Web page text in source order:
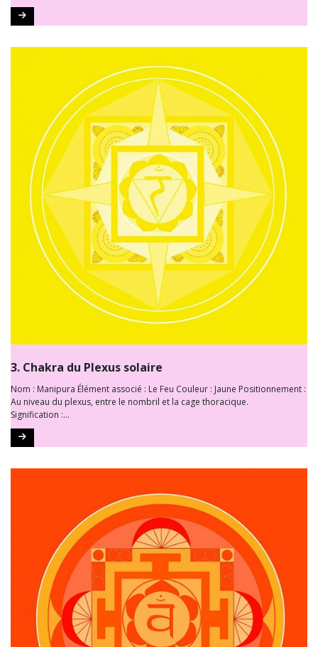
3. Chakra du Plexus solaire
Nom : Manipura Élément associé : Le Feu Couleur : Jaune Positionnement :
Au niveau du plexus, entre le nombril et la cage thoracique.
Signification :...